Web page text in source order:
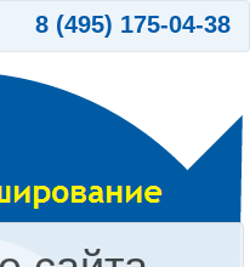
8 (495) 175-04-38